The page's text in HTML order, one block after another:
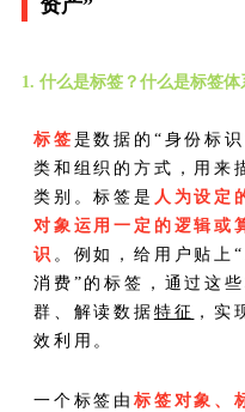
资产”
1. 什么是标签？什么是标签体
标签 是数据的“身份标
类和组织的方式，用来
类别。标签是 人为设定
对象运用一定的逻辑或
识 。例如，给用户贴上
消费”的标签，通过这
群、解读数据 特征 ，实
效利用。
一个标签由 标签对象、